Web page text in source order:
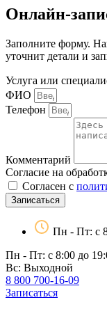
Онлайн-
Заполните форму.
уточнит детали и
Услуга или
ФИО
Телефон
Комментарий
Согласие на
Согласен с
Записаться
Пн - Пт: с
Пн - Пт: с 8:00 до
Вс: Выходной
8 800 700-16-09
Записаться